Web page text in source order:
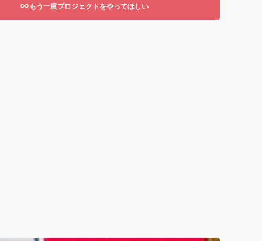
もう一度プロジェクトをやってほしい